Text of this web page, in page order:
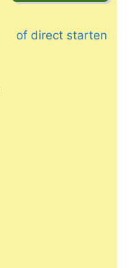
of direct starten